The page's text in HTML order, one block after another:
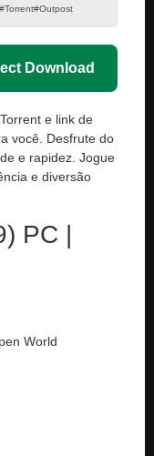
Download
Torrent e link de
você. Desfrute do
e rapidez. Jogue
e diversão
PC |
World